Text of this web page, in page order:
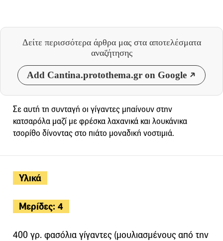
Δείτε περισσότερα άρθρα μας στα αποτελέσματα
αναζήτησης
Add Cantina.protothema.gr on Google
Υλικά
Μερίδες: 4
400 γρ. φασόλια γίγαντες (μουλιασμένους από την
Σε αυτή τη συνταγή οι γίγαντες μπαίνουν στην
κατσαρόλα μαζί με φρέσκα λαχανικά και λουκάνικα
τσορίθο δίνοντας στο πιάτο μοναδική νοστιμιά.